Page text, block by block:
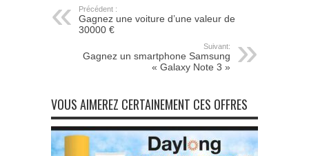
Précédent :
Gagnez une voiture d’une valeur de
30000 €
Suivant:
Gagnez un smartphone Samsung
« Galaxy Note 3 »
VOUS AIMEREZ CERTAINEMENT CES OFFRES